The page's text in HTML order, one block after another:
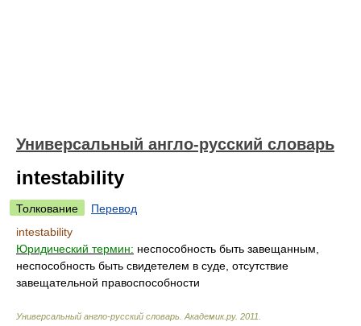
Универсальный англо-русский словарь
intestability
Толкование
Перевод
intestability
Юридический термин: неспособность быть завещанным,
неспособность быть свидетелем в суде, отсутствие
завещательной правоспособности
Универсальный англо-русский словарь Академик.ру. 2011